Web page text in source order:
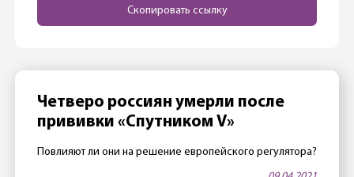
Скопировать ссылку
Четверо россиян умерли после
прививки «Спутником V»
Повлияют ли они на решение европейского регулятора?